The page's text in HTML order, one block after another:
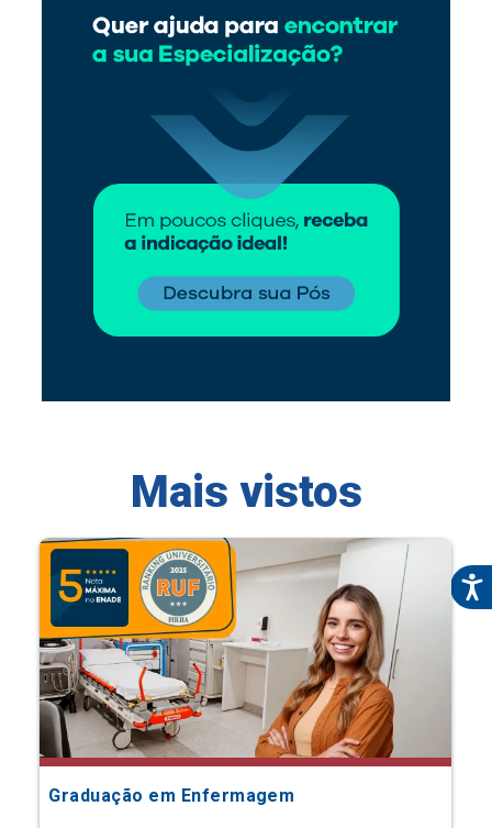
Mais vistos
Graduação em Enfermagem